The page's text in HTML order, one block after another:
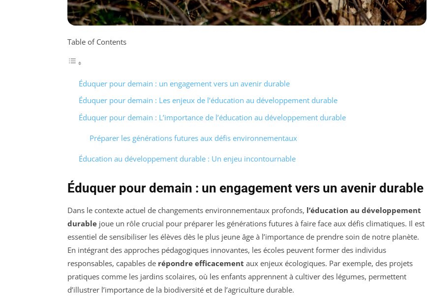
Table of Contents
Éduquer pour demain : un engagement vers un avenir durable
Éduquer pour demain : Les enjeux de l’éducation au développement durable
Éduquer pour demain : L’importance de l’éducation au développement durable
Préparer les générations futures aux défis environnementaux
Éducation au développement durable : Un enjeu incontournable
Éduquer pour demain : un engagement vers un avenir durable
Dans le contexte actuel de changements environnementaux profonds, l’éducation au développement
durable joue un rôle crucial pour préparer les générations futures à faire face aux défis climatiques. Il est
essentiel de sensibiliser les élèves dès le plus jeune âge à l’importance de prendre soin de notre planète.
En intégrant des approches pédagogiques innovantes, les écoles peuvent former des individus
responsables, capables de répondre efficacement aux enjeux écologiques. Par exemple, des projets
pratiques comme les jardins scolaires, où les enfants apprennent à cultiver des légumes, permettent
d’illustrer l’importance de la biodiversité et de l’agriculture durable.